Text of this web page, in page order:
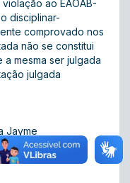
ao EAOAB-
disciplinar-
comprovado nos
não se constitui
mesma ser julgada
julgada
Jayme